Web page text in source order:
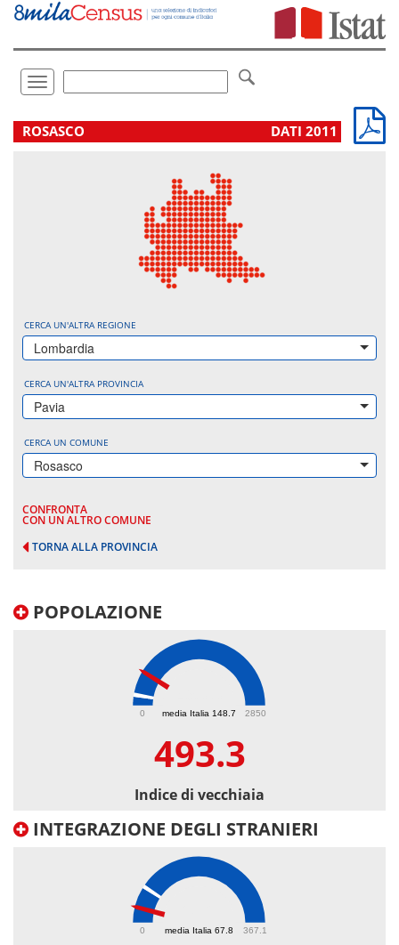
Vai
direttamente
Toggle
navigation
.
ROSASCO DATI 2011
CERCA UN'ALTRA REGIONE
Lombardia
CERCA UN'ALTRA PROVINCIA
Pavia
CERCA UN COMUNE
Rosasco
CONFRONTA
CON UN ALTRO COMUNE
TORNA ALLA PROVINCIA
POPOLAZIONE
media Italia 148.7
0 2850
493.3
Indice di vecchiaia
INTEGRAZIONE DEGLI STRANIERI
media Italia 67.8
0 367.1